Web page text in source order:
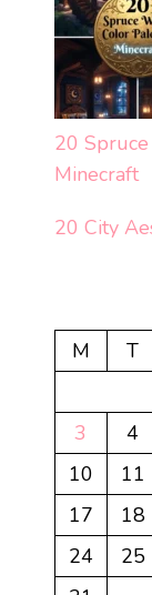
20
Minecraft
20 City
M
T
3
4
10
11
17
18
24
25